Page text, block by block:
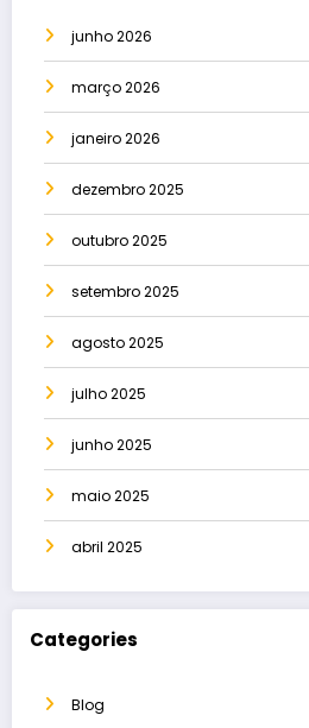
junho 2026
março 2026
janeiro 2026
dezembro 2025
outubro 2025
setembro 2025
agosto 2025
julho 2025
junho 2025
maio 2025
abril 2025
Categories
Blog